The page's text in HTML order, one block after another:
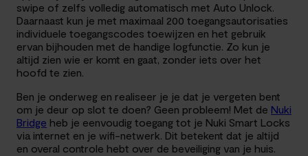
swipe of zelfs volledig automatisch met Auto Unlock.
Daarnaast kun je met maximaal 200 toegangsautorisaties
individuele toegangscodes toewijzen en het gebruik
ervan bijhouden met de handige logfunctie. Zo kun je
altijd zien wie er komt en gaat, zonder iets over het
hoofd te zien.
Ben je onderweg en realiseer je je dat je vergeten bent
om je deur op slot te doen? Geen probleem! Met de Nuki
Bridge heb je eenvoudig toegang tot je Nuki Smart Locks
via internet en je wifi-netwerk. Dit betekent dat je altijd
en overal controle hebt over de beveiliging van je huis.